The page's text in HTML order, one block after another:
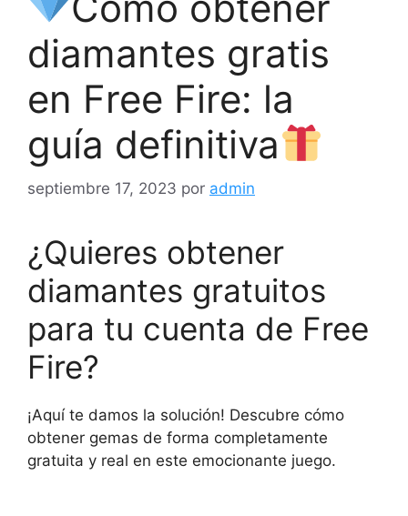
diamantes gratis
en Free Fire: la
guía definitiva
septiembre 17, 2023 por admin
¿Quieres obtener
diamantes gratuitos
para tu cuenta de Free
Fire?
¡Aquí te damos la solución! Descubre cómo
obtener gemas de forma completamente
gratuita y real en este emocionante juego.